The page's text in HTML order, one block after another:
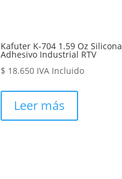
Kafuter K-704 1.59 Oz Silicona
Adhesivo Industrial RTV
$ 18.650 IVA Incluido
Leer más